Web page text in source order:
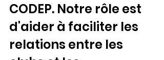
CODEP. Notre rôle est
d'aider à faciliter les
relations entre les